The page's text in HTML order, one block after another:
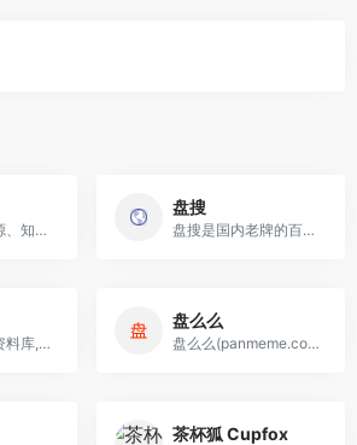
全能高效的资源、知识检索平台
盘搜
盘搜是国内老牌的百度网盘搜...
最丰富的学习资料库,收集整理...
盘么么
盘么么(panmeme.com)是专业的...
茶杯狐 Cupfox